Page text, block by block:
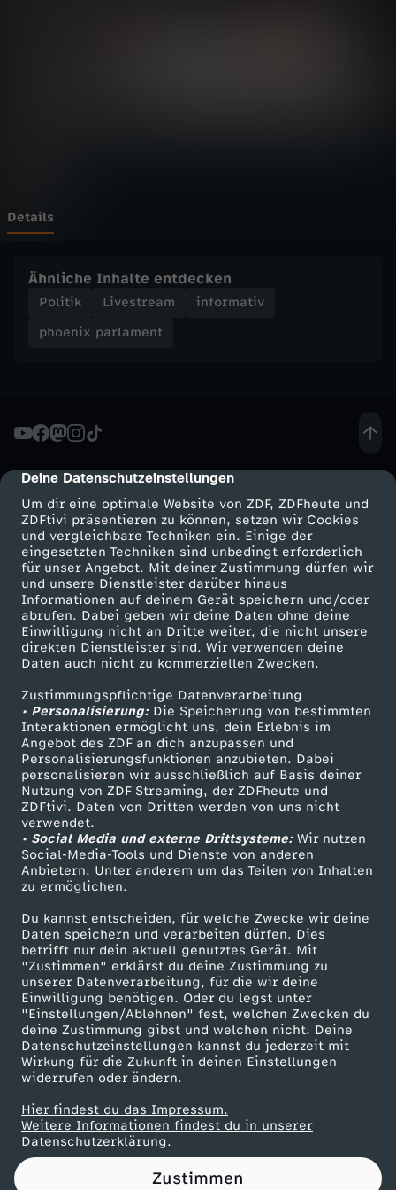
cmp-dialog-description
Deine Datenschutzeinstellungen
Um dir eine optimale Website von ZDF, ZDFheute und
ZDFtivi präsentieren zu können, setzen wir Cookies
und vergleichbare Techniken ein. Einige der
eingesetzten Techniken sind unbedingt erforderlich
für unser Angebot. Mit deiner Zustimmung dürfen wir
und unsere Dienstleister darüber hinaus
Informationen auf deinem Gerät speichern und/oder
abrufen. Dabei geben wir deine Daten ohne deine
Einwilligung nicht an Dritte weiter, die nicht unsere
direkten Dienstleister sind. Wir verwenden deine
Daten auch nicht zu kommerziellen Zwecken.
Zustimmungspflichtige Datenverarbeitung
• Personalisierung:Die Speicherung von bestimmten
Interaktionen ermöglicht uns, dein Erlebnis im
Angebot des ZDF an dich anzupassen und
Personalisierungsfunktionen anzubieten. Dabei
personalisieren wir ausschließlich auf Basis deiner
Nutzung von ZDF Streaming, der ZDFheute und
ZDFtivi. Daten von Dritten werden von uns nicht
verwendet.
• Social Media und externe Drittsysteme:Wir nutzen
Social-Media-Tools und Dienste von anderen
Anbietern. Unter anderem um das Teilen von Inhalten
zu ermöglichen.
Du kannst entscheiden, für welche Zwecke wir deine
Daten speichern und verarbeiten dürfen. Dies
betrifft nur dein aktuell genutztes Gerät. Mit
"Zustimmen" erklärst du deine Zustimmung zu
unserer Datenverarbeitung, für die wir deine
Einwilligung benötigen. Oder du legst unter
"Einstellungen/Ablehnen" fest, welchen Zwecken du
deine Zustimmung gibst und welchen nicht. Deine
Datenschutzeinstellungen kannst du jederzeit mit
Wirkung für die Zukunft in deinen Einstellungen
widerrufen oder ändern.
Hier findest du das Impressum.
Weitere Informationen findest du in unserer
Datenschutzerklärung.
Zustimmen
m
n
D
e
b
a
t
t
e
z
u
m
E
t
a
t
f
ü
r
V
Details
Ähnliche Inhalte entdecken
Politik Livestream
informativ
phoenix parlament
Mehr ZDF
ZDF-Apps
Smart TV
ZDFtext
Livestreams
Sendungen A-Z
TV-Programm
Service
ZDFmitreden
Kontakt zum ZDF
Tickets
Zuschauerservice
Hilfe
ZDF Unternehmen
Karriere
ZDF goes Schule
Werbefernsehen
Mainzelmännchen
Partner